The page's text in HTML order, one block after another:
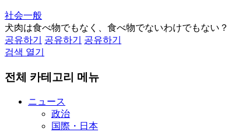
社会一般
犬肉は食べ物でもなく、食べ物でないわけでもない？
공유하기
공유하기
공유하기
검색 열기
전체 카테고리 메뉴
ニュース
政治
国際・日本